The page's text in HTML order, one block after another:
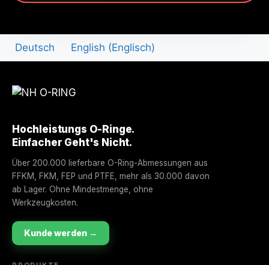
Deutsch English (Englisch)
Hochleistungs O-Ringe.
Einfacher Geht's Nicht.
Über 200.000 lieferbare O-Ring-Abmessungen aus
FFKM, FKM, FEP und PTFE, mehr als 30.000 davon
ab Lager. Ohne Mindestmenge, ohne
Werkzeugkosten.
Kunde werden →